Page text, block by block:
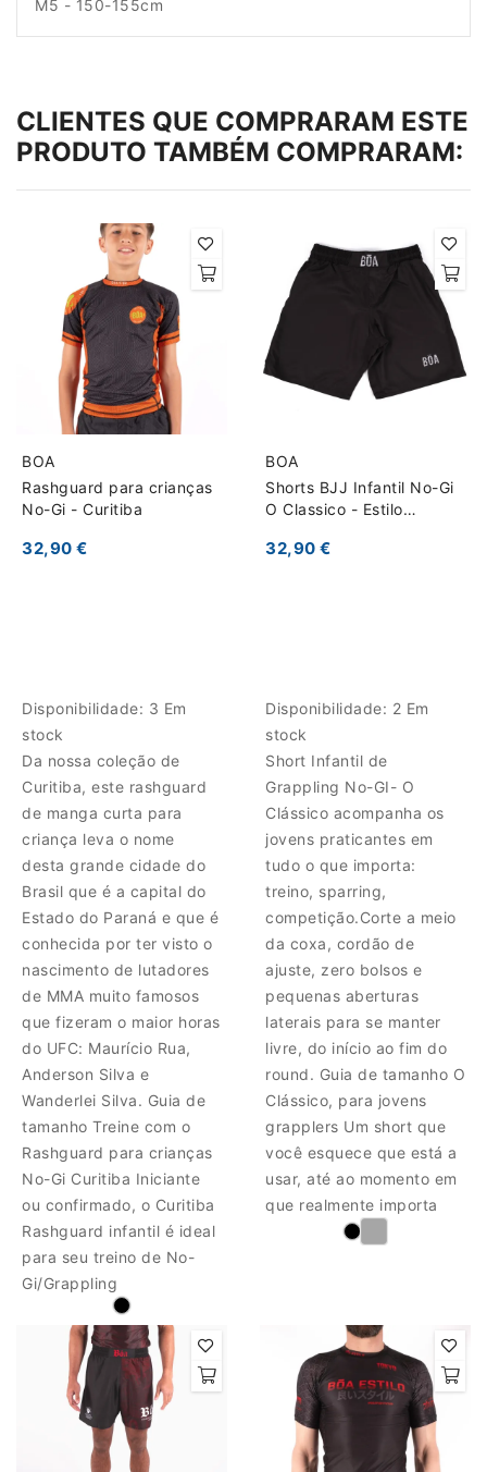
M5 - 150-155cm
CLIENTES QUE COMPRARAM ESTE
PRODUTO TAMBÉM COMPRARAM:
BOA
Rashguard para crianças
No-Gi - Curitiba
32,90 €
Disponibilidade: 3 Em
stock
Da nossa coleção de
Curitiba, este rashguard
de manga curta para
criança leva o nome
desta grande cidade do
Brasil que é a capital do
Estado do Paraná e que é
conhecida por ter visto o
nascimento de lutadores
de MMA muito famosos
que fizeram o maior horas
do UFC: Maurício Rua,
Anderson Silva e
Wanderlei Silva. Guia de
tamanho Treine com o
Rashguard para crianças
No-Gi Curitiba Iniciante
ou confirmado, o Curitiba
Rashguard infantil é ideal
para seu treino de No-
Gi/Grappling
BOA
Shorts BJJ Infantil No-Gi
O Classico - Estilo
Total
32,90 €
Disponibilidade: 2 Em
stock
Short Infantil de
Grappling No-GI- O
Clássico acompanha os
jovens praticantes em
tudo o que importa:
treino, sparring,
competição.Corte a meio
da coxa, cordão de
ajuste, zero bolsos e
pequenas aberturas
laterais para se manter
livre, do início ao fim do
round. Guia de tamanho O
Clássico, para jovens
grapplers Um short que
você esquece que está a
usar, até ao momento em
que realmente importa